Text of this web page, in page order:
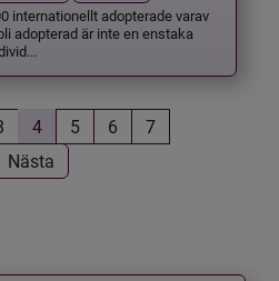
internationellt adopterade varav
adopterad är inte en enstaka
4 5 6
7
Nästa